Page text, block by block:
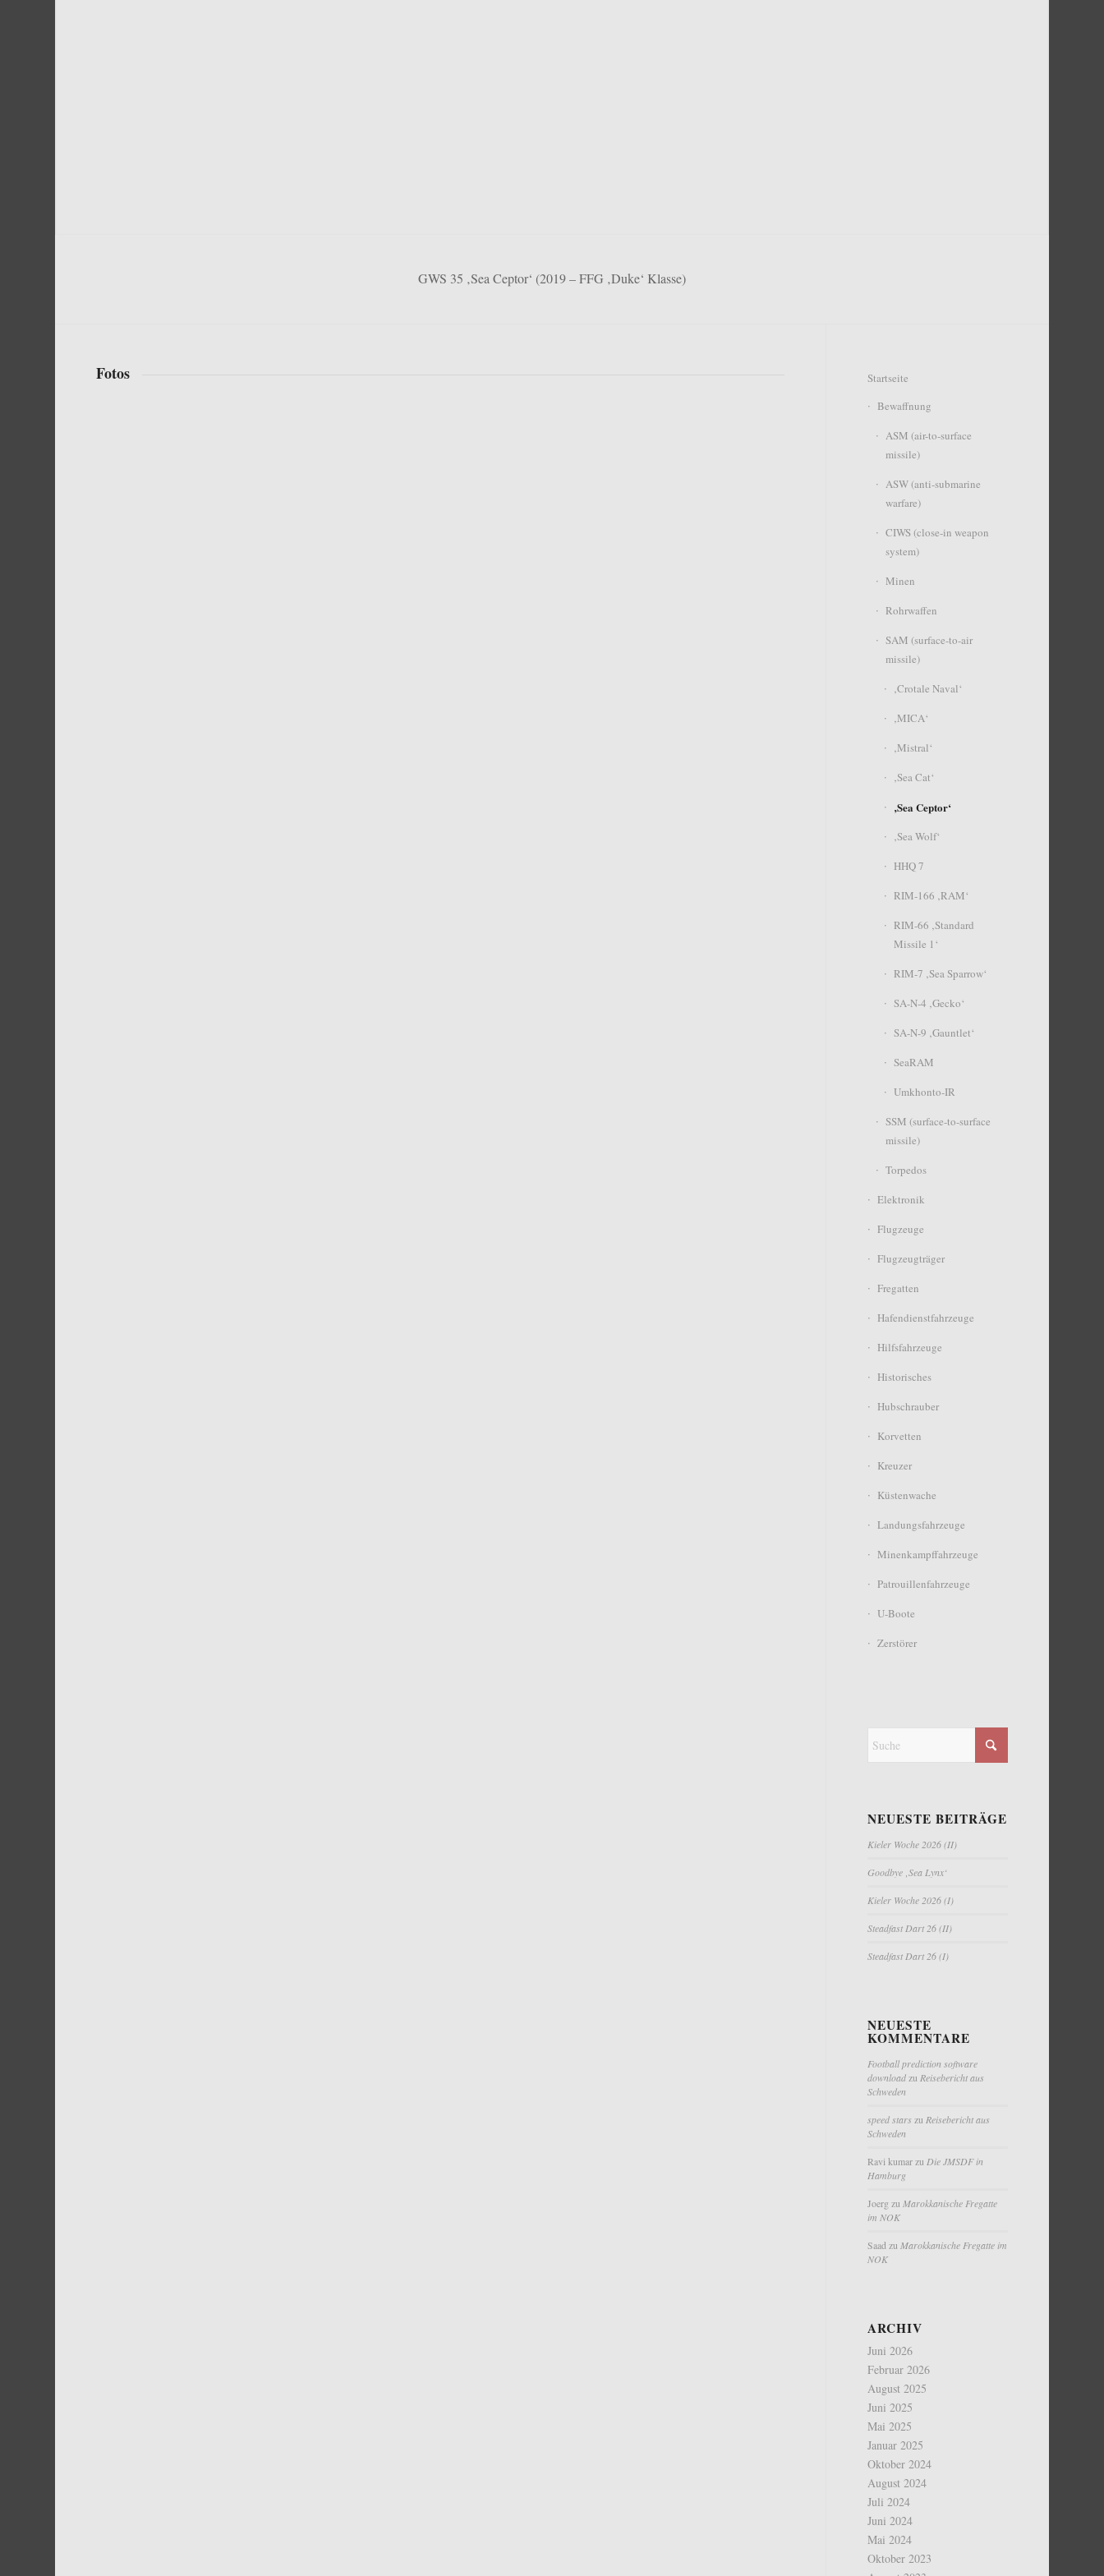
GWS 35 ‚Sea Ceptor‘ (2019 – FFG ‚Duke‘ Klasse)
Fotos
Startseite
Bewaffnung
ASM (air-to-surface
missile)
ASW (anti-submarine
warfare)
CIWS (close-in weapon
system)
Minen
Rohrwaffen
SAM (surface-to-air
missile)
‚Crotale Naval‘
‚MICA‘
‚Mistral‘
‚Sea Cat‘
‚Sea Ceptor‘
‚Sea Wolf‘
HHQ 7
RIM-166 ‚RAM‘
RIM-66 ‚Standard
Missile 1‘
RIM-7 ‚Sea Sparrow‘
SA-N-4 ‚Gecko‘
SA-N-9 ‚Gauntlet‘
SeaRAM
Umkhonto-IR
SSM (surface-to-surface
missile)
Torpedos
Elektronik
Flugzeuge
Flugzeugträger
Fregatten
Hafendienstfahrzeuge
Hilfsfahrzeuge
Historisches
Hubschrauber
Korvetten
Kreuzer
Küstenwache
Landungsfahrzeuge
Minenkampffahrzeuge
Patrouillenfahrzeuge
U-Boote
Zerstörer
NEUESTE BEITRÄGE
Kieler Woche 2026 (II)
Goodbye ‚Sea Lynx‘
Kieler Woche 2026 (I)
Steadfast Dart 26 (II)
Steadfast Dart 26 (I)
NEUESTE
KOMMENTARE
Football prediction software
downloadzu Reisebericht aus
Schweden
speed stars zu Reisebericht aus
Schweden
Ravi kumarzu Die JMSDF in
Hamburg
Joerg zu Marokkanische Fregatte
im NOK
Saad zu Marokkanische Fregatte im
NOK
ARCHIV
Juni 2026
Februar 2026
August 2025
Juni 2025
Mai 2025
Januar 2025
Oktober 2024
August 2024
Juli 2024
Juni 2024
Mai 2024
Oktober 2023